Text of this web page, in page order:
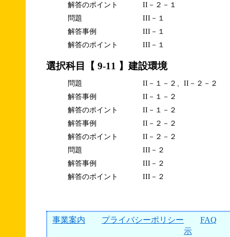
解答のポイント
II－２－１
問題
III－１
解答事例
III－１
解答のポイント
III－１
選択科目【 9-11 】建設環境
問題
II－１－２、II－２－２
解答事例
II－１－２
解答のポイント
II－１－２
解答事例
II－２－２
解答のポイント
II－２－２
問題
III－２
解答事例
III－２
解答のポイント
III－２
事業案内 プライバシーポリシー
FAQ
示